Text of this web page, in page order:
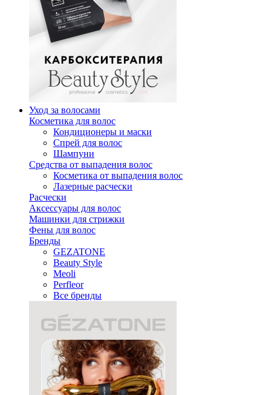
Уход за волосами
Косметика для волос
Кондиционеры и маски
Спрей для волос
Шампуни
Средства от выпадения волос
Косметика от выпадения волос
Лазерные расчески
Расчески
Аксессуары для волос
Машинки для стрижки
Фены для волос
Бренды
GEZATONE
Beauty Style
Meoli
Perfleor
Все бренды